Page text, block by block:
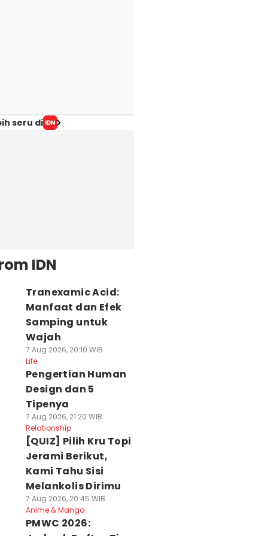
seru di
IDN
Tranexamic Acid:
Manfaat dan Efek
Samping untuk
Wajah
7 Aug 2026, 20:10 WIB
Life
Pengertian Human
Design dan 5
Tipenya
7 Aug 2026, 21:20 WIB
Relationship
[QUIZ] Pilih Kru Topi
Jerami Berikut,
Kami Tahu Sisi
Melankolis Dirimu
7 Aug 2026, 20:45 WIB
Anime & Manga
PMWC 2026: